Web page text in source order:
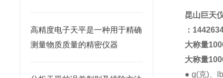
高精度电子天平是一种用于精确
测量物质质量的精密仪器
昆山 巨天
：
大称量
大称量
● g(克)、